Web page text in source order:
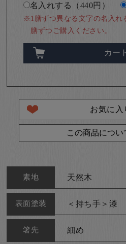
名入れする（440円）
※1膳ずつ異なる文字の名入れ
膳ずつご購入ください。
カー
お気に入
この商品につ
素地 天然木
表面塗装 ＜持ち手＞漆
箸先 細め